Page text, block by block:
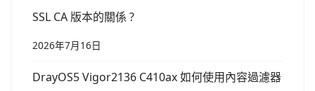
SSL CA 版本的關係 ?
2026年7月16日
DrayOS5 Vigor2136 C410ax 如何使用內容過濾器